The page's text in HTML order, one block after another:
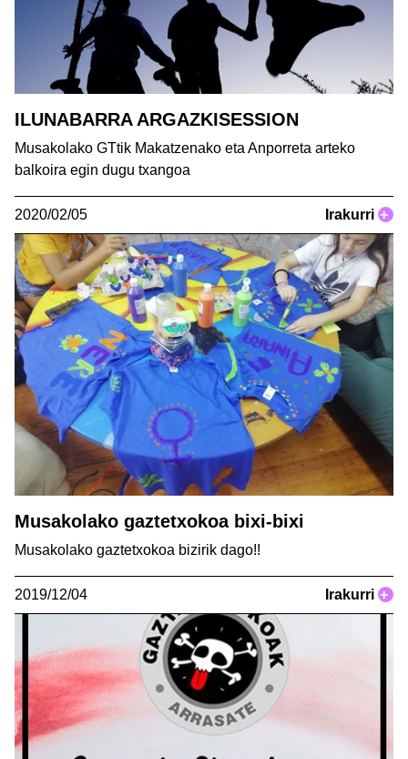
ILUNABARRA ARGAZKISESSION
Musakolako GTtik Makatzenako eta Anporreta arteko
balkoira egin dugu txangoa
2020/02/05 Irakurri +
Musakolako gaztetxokoa bixi-bixi
Musakolako gaztetxokoa bizirik dago!!
2019/12/04 Irakurri +